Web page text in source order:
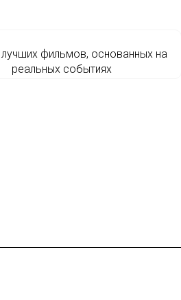
фильмов, основанных на
реальных событиях